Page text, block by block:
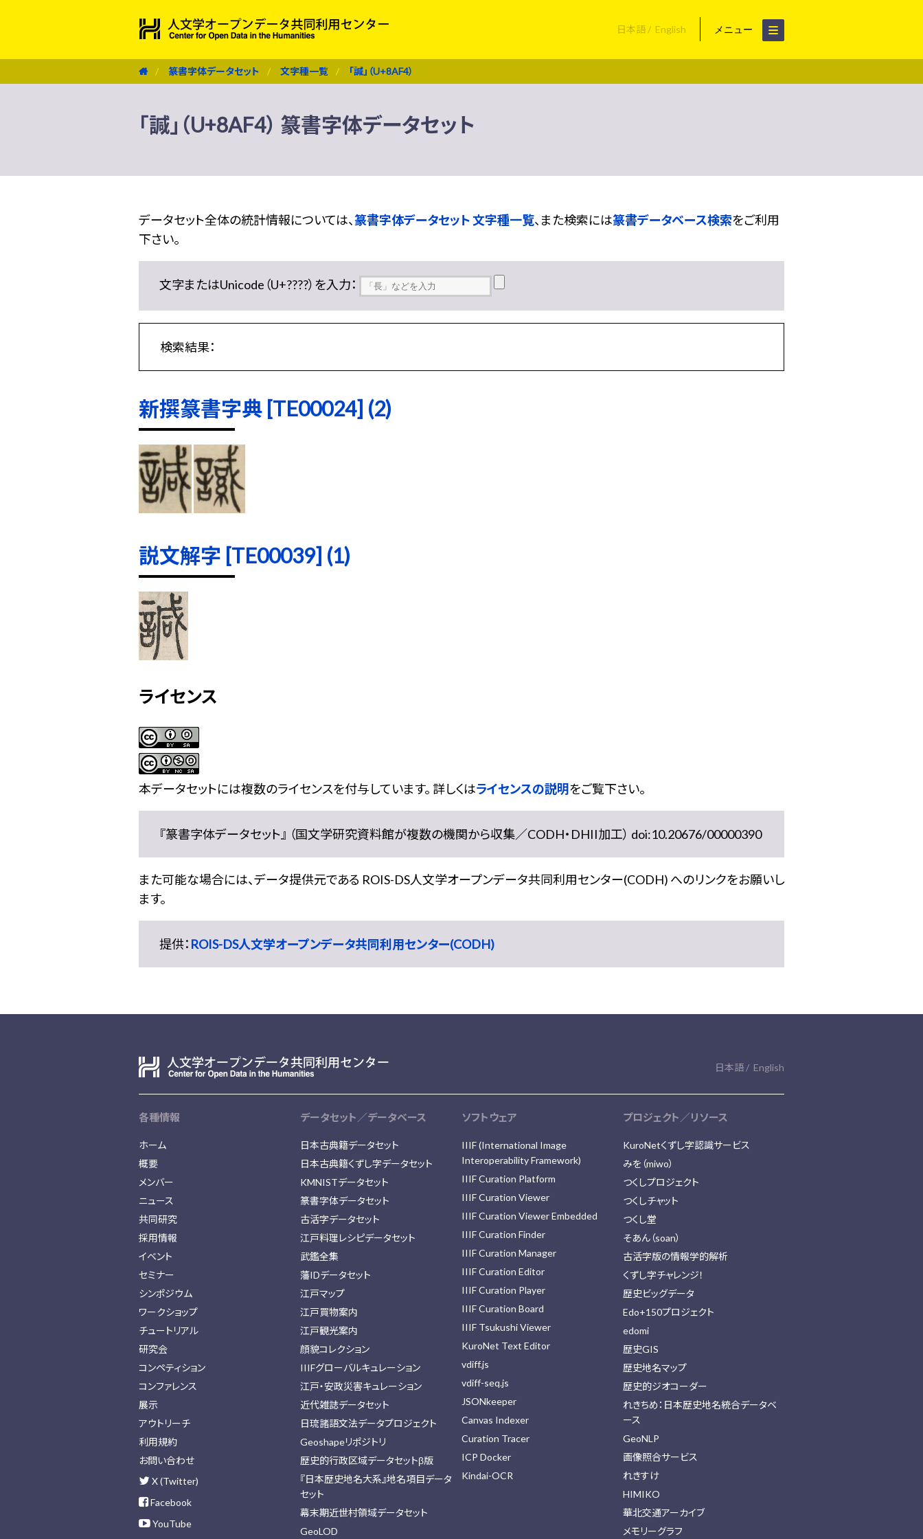
日本語 English メニュー
篆書字体データセット 文字種一覧 「諴」（U+8AF4）
「諴」（U+8AF4） 篆書字体データセット
データセット全体の統計情報については、篆書字体データセット 文字種一覧、また検索には篆書データベース検索をご利用
下さい。
文字またはUnicode（U+????）を入力：
検索結果：
新撰篆書字典 [TE00024] (2)
説文解字 [TE00039] (1)
ライセンス
本データセットには複数のライセンスを付与しています。 詳しくはライセンスの説明をご覧下さい。
『篆書字体データセット』 （国文学研究資料館が複数の機関から収集／CODH・DHII加工） doi:10.20676/00000390
また可能な場合には、データ提供元である ROIS-DS人文学オープンデータ共同利用センター(CODH) へのリンクをお願いし
ます。
提供： ROIS-DS人文学オープンデータ共同利用センター(CODH)
日本語 English
各種情報
ホーム
概要
メンバー
ニュース
共同研究
採用情報
イベント
セミナー
シンポジウム
ワークショップ
チュートリアル
研究会
コンペティション
コンファレンス
展示
アウトリーチ
利用規約
お問い合わせ
X (Twitter)
Facebook
YouTube
データセット／データベース
日本古典籍データセット
日本古典籍くずし字データセット
KMNISTデータセット
篆書字体データセット
古活字データセット
江戸料理レシピデータセット
武鑑全集
藩IDデータセット
江戸マップ
江戸買物案内
江戸観光案内
顔貌コレクション
IIIFグローバルキュレーション
江戸・安政災害キュレーション
近代雑誌データセット
日琉諸語文法データプロジェクト
Geoshapeリポジトリ
歴史的行政区域データセットβ版
『日本歴史地名大系』地名項目データ
セット
幕末期近世村領域データセット
GeoLOD
ソフトウェア
IIIF (International Image
Interoperability Framework)
IIIF Curation Platform
IIIF Curation Viewer
IIIF Curation Viewer Embedded
IIIF Curation Finder
IIIF Curation Manager
IIIF Curation Editor
IIIF Curation Player
IIIF Curation Board
IIIF Tsukushi Viewer
KuroNet Text Editor
vdiff.js
vdiff-seq.js
JSONkeeper
Canvas Indexer
Curation Tracer
ICP Docker
Kindai-OCR
プロジェクト／リソース
KuroNetくずし字認識サービス
みを（miwo）
つくしプロジェクト
つくしチャット
つくし堂
そあん（soan）
古活字版の情報学的解析
くずし字チャレンジ！
歴史ビッグデータ
Edo+150プロジェクト
edomi
歴史GIS
歴史地名マップ
歴史的ジオコーダー
れきちめ：日本歴史地名統合データベ
ース
GeoNLP
画像照合サービス
れきすけ
HIMIKO
華北交通アーカイブ
メモリーグラフ